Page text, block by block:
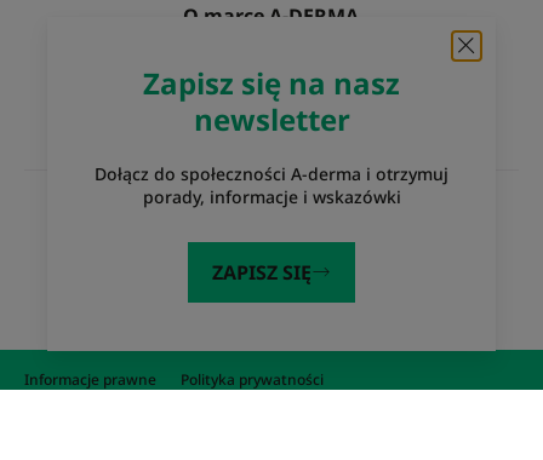
Zapisz się na nasz
newsletter
Dołącz do społeczności A-derma i otrzymuj
porady, informacje i wskazówki
ZAPISZ SIĘ
O marce A-DERMA
Najczęściej zadawane pytania
Eczema FoundationLaboratoria Pierre Fabre
Dermaweb
Informacje prawne
Polityka prywatności